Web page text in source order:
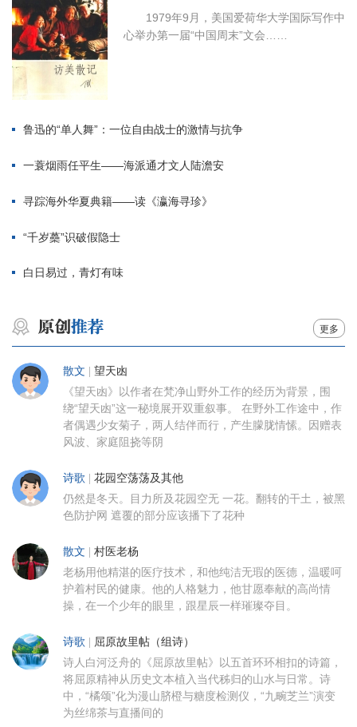
1979年9月，美国爱荷华大学国际写作中
心举办第一届“中国周末”文会……
鲁迅的“单人舞”：一位自由战士的激情与抗争
一蓑烟雨任平生——海派通才文人陆澹安
寻踪海外华夏典籍——读《瀛海寻珍》
“千岁蘽”识破假隐士
白日易过，青灯有味
更多
散文 | 望天凼
《望天凼》以作者在梵净山野外工作的经历为背景，围
绕“望天凼”这一秘境展开双重叙事。 在野外工作途中，作
者偶遇少女菊子，两人结伴而行，产生朦胧情愫。因赠表
风波、家庭阻挠等阴
诗歌 | 花园空荡荡及其他
仍然是冬天。目力所及花园空无 一花。翻转的干土，被黑
色防护网 遮覆的部分应该播下了花种
散文 | 村医老杨
老杨用他精湛的医疗技术，和他纯洁无瑕的医德，温暖呵
护着村民的健康。他的人格魅力，他甘愿奉献的高尚情
操，在一个少年的眼里，跟星辰一样璀璨夺目。
诗歌 | 屈原故里帖（组诗）
诗人白河泛舟的《屈原故里帖》以五首环环相扣的诗篇，
将屈原精神从历史文本植入当代秭归的山水与日常。诗
中，“橘颂”化为漫山脐橙与糖度检测仪，“九畹芝兰”演变
为丝绵茶与直播间的